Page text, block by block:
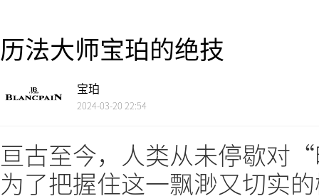
历法大师宝珀的绝技
宝珀
2024-03-20 22:54
亘古至今，人类从未停歇对
为了把握住这一飘渺又切实